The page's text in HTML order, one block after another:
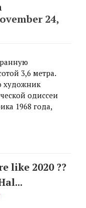
24,
3,6 метра.
художник
одиссеи
1968 года,
like 2020 ??